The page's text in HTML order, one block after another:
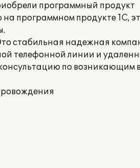
программный продукт
программном продукте 1С,
стабильная надежная
телефонной линии и
по возникающим